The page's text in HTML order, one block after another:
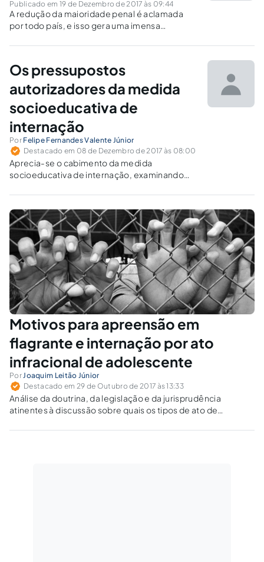
Publicado em 19 de Dezembro de 2017 às 09:44
A redução da maioridade penal é aclamada
por todo país, e isso gera uma imensa
diversos doutrinadores entendem que a
podendo ser mudada, e outros entendem que
não.
Os pressupostos
autorizadores da medida
socioeducativa de
internação
Por Felipe Fernandes Valente Júnior
Destacado em 08 de Dezembro de 2017 às 08:00
Aprecia-se o cabimento da medida
socioeducativa de internação, examinando
oportuno para a sua aplicação.
Motivos para apreensão em
flagrante e internação por ato
infracional de adolescente
PorJoaquim Leitão Júnior
Destacado em 29 de Outubro de 2017 às 13:33
Análise da doutrina, da legislação e da jurisprudência
atinentes à discussão sobre quais os tipos de ato de
apreensão em flagrante de ato infracional e a internação do